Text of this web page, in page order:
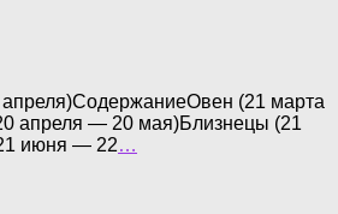
(21 марта
апреля — 20 мая)Близнецы (21
июня — 22…